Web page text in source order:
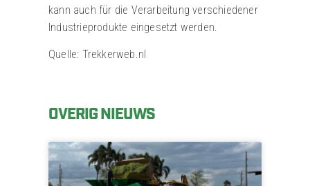
kann auch für die Verarbeitung verschiedener
Industrieprodukte eingesetzt werden.
Quelle: Trekkerweb.nl
OVERIG NIEUWS